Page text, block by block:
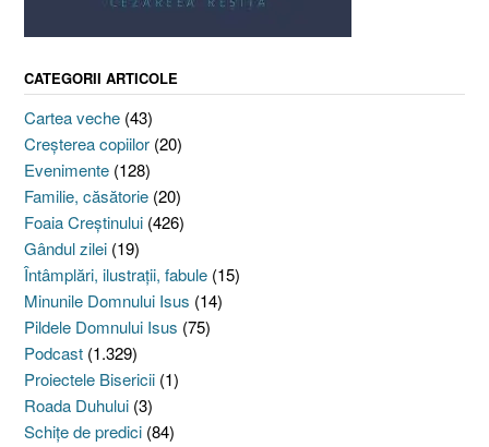
CATEGORII ARTICOLE
Cartea veche (43)
Creşterea copiilor (20)
Evenimente (128)
Familie, căsătorie (20)
Foaia Creştinului (426)
Gândul zilei (19)
Întâmplări, ilustraţii, fabule (15)
Minunile Domnului Isus (14)
Pildele Domnului Isus (75)
Podcast (1.329)
Proiectele Bisericii (1)
Roada Duhului (3)
Schiţe de predici (84)